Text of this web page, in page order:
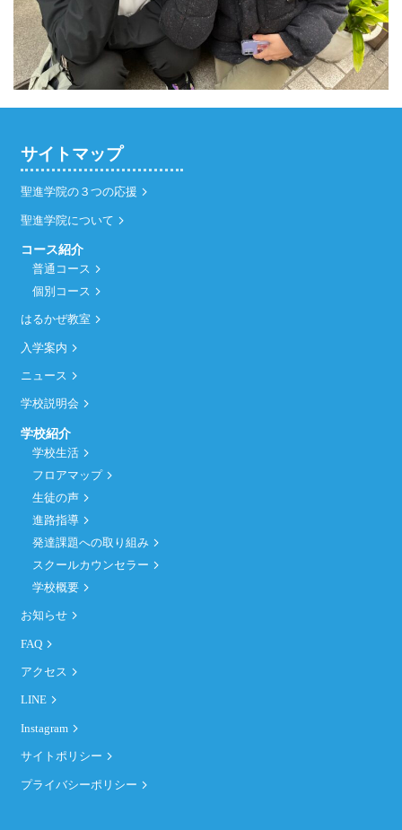
サイトマップ
聖進学院の３つの応援
聖進学院について
コース紹介
普通コース
個別コース
はるかぜ教室
入学案内
ニュース
学校説明会
学校紹介
学校生活
フロアマップ
生徒の声
進路指導
発達課題への取り組み
スクールカウンセラー
学校概要
お知らせ
FAQ
アクセス
LINE
Instagram
サイトポリシー
プライバシーポリシー